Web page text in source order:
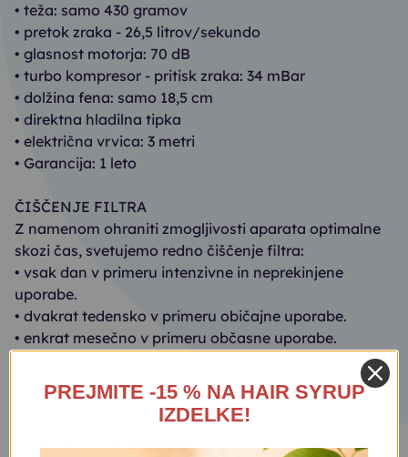
• teža: samo 430 gramov
• pretok zraka - 26,5 litrov/sekundo
• glasnost motorja: 70 dB
• turbo kompresor - pritisk zraka: 34 mBar
• dolžina fena: samo 18,5 cm
• direktna hladilna tipka
• električna vrvica: 3 metri
• Garancija: 1 leto
ČIŠČENJE FILTRA
Z namenom ohraniti zmogljivosti aparata optimalne
skozi čas, svetujemo redno čiščenje filtra:
• vsak dan v primeru intenzivne in neprekinjene
uporabe.
• dvakrat tedensko v primeru običajne uporabe.
• enkrat mesečno v primeru občasne uporabe.
Kaj ni všteto v garancijo pri nobenem fenu?
Zlomljena električna vrvica, zato vedno nežno
upogibajte električno vrvico, kadar želite shraniti fen.
Najbolj občutljiva točka je tam, kjer je stičišče
PREJMITE -15 % NA HAIR SYRUP
IZDELKE!